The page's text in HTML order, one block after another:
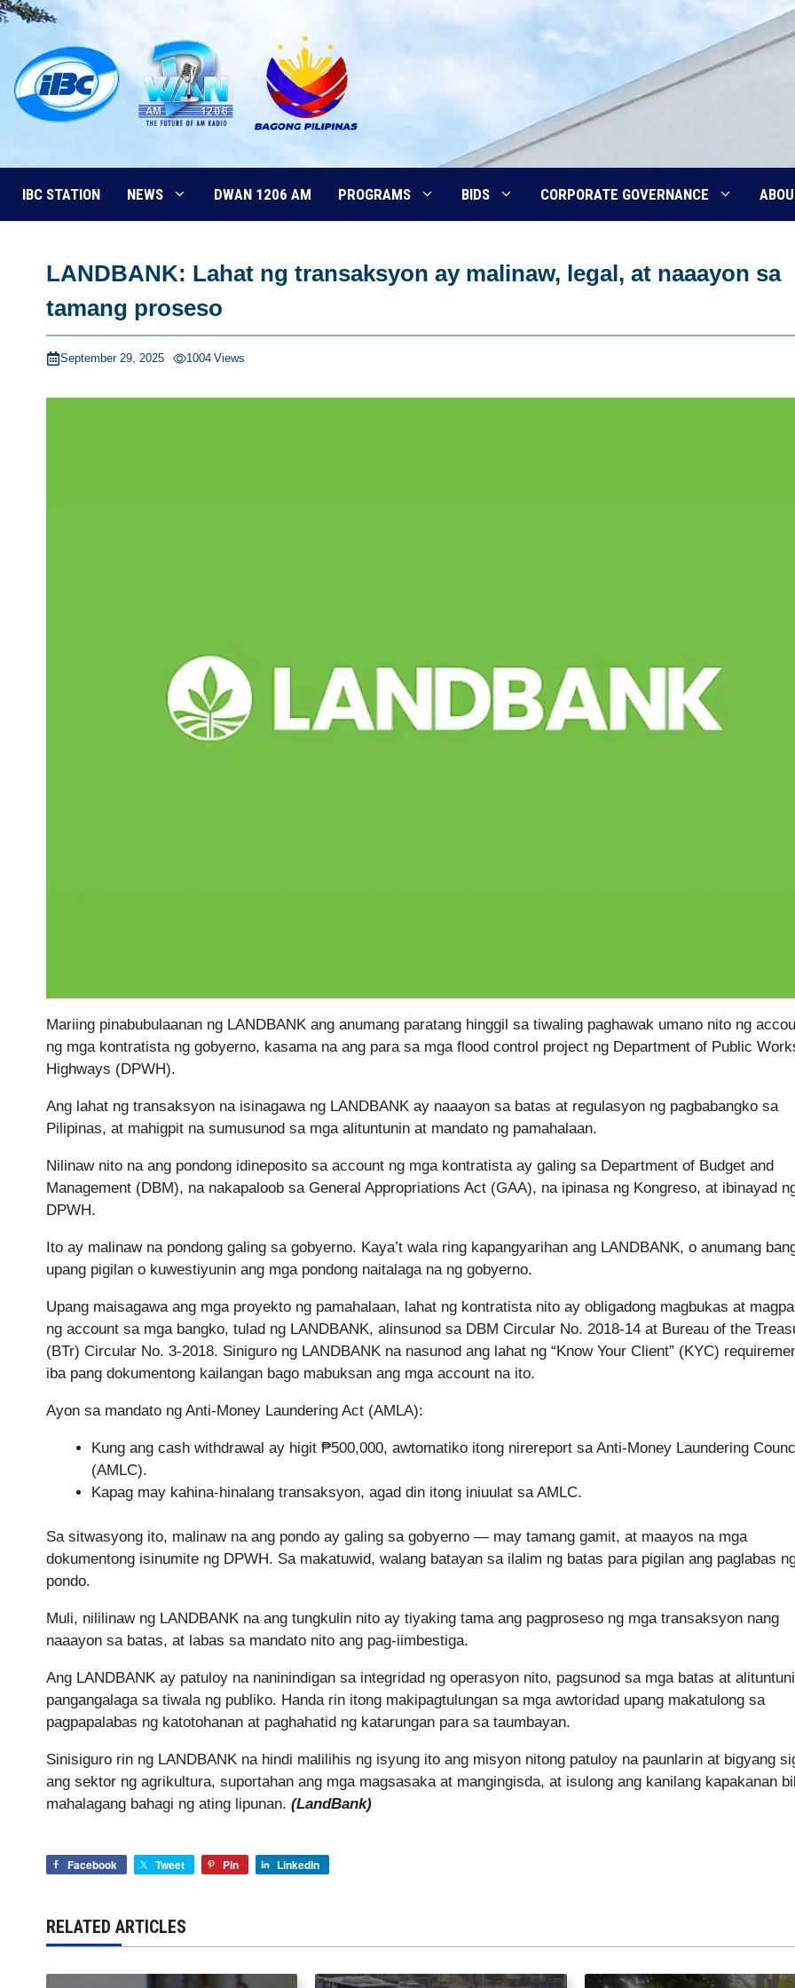
Skip
content
IBC STATION NEWS DWAN 1206 AM PROGRAMS BIDS CORPORATE GOVERNANCE
LANDBANK: Lahat ng transaksyon ay malinaw, legal, at naaayon sa
tamang proseso
September 29, 2025 1004 Views
Mariing pinabubulaanan ng LANDBANK ang anumang paratang hinggil sa tiwaling paghawak umano nito ng
ng mga kontratista ng gobyerno, kasama na ang para sa mga flood control project ng Department of Public
Highways (DPWH).
Ang lahat ng transaksyon na isinagawa ng LANDBANK ay naaayon sa batas at regulasyon ng pagbabangko sa
Pilipinas, at mahigpit na sumusunod sa mga alituntunin at mandato ng pamahalaan.
Nilinaw nito na ang pondong idineposito sa account ng mga kontratista ay galing sa Department of Budget and
Management (DBM), na nakapaloob sa General Appropriations Act (GAA), na ipinasa ng Kongreso, at ibinayad
DPWH.
Ito ay malinaw na pondong galing sa gobyerno. Kaya’t wala ring kapangyarihan ang LANDBANK, o anumang
upang pigilan o kuwestiyunin ang mga pondong naitalaga na ng gobyerno.
Upang maisagawa ang mga proyekto ng pamahalaan, lahat ng kontratista nito ay obligadong magbukas at
ng account sa mga bangko, tulad ng LANDBANK, alinsunod sa DBM Circular No. 2018-14 at Bureau of the
(BTr) Circular No. 3-2018. Siniguro ng LANDBANK na nasunod ang lahat ng “Know Your Client” (KYC)
iba pang dokumentong kailangan bago mabuksan ang mga account na ito.
Ayon sa mandato ng Anti-Money Laundering Act (AMLA):
Kung ang cash withdrawal ay higit ₱500,000, awtomatiko itong nirereport sa Anti-Money Laundering
(AMLC).
Kapag may kahina-hinalang transaksyon, agad din itong iniuulat sa AMLC.
Sa sitwasyong ito, malinaw na ang pondo ay galing sa gobyerno — may tamang gamit, at maayos na mga
dokumentong isinumite ng DPWH. Sa makatuwid, walang batayan sa ilalim ng batas para pigilan ang paglabas
pondo.
Muli, nililinaw ng LANDBANK na ang tungkulin nito ay tiyaking tama ang pagproseso ng mga transaksyon nang
naaayon sa batas, at labas sa mandato nito ang pag-iimbestiga.
Ang LANDBANK ay patuloy na naninindigan sa integridad ng operasyon nito, pagsunod sa mga batas at
pangangalaga sa tiwala ng publiko. Handa rin itong makipagtulungan sa mga awtoridad upang makatulong sa
pagpapalabas ng katotohanan at paghahatid ng katarungan para sa taumbayan.
Sinisiguro rin ng LANDBANK na hindi malilihis ng isyung ito ang misyon nitong patuloy na paunlarin at bigyang
ang sektor ng agrikultura, suportahan ang mga magsasaka at mangingisda, at isulong ang kanilang kapakanan
mahalagang bahagi ng ating lipunan. (LandBank)
Facebook Tweet Pin LinkedIn
RELATED ARTICLES